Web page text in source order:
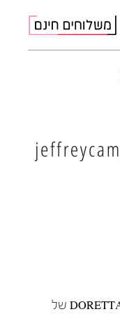
ARO
נעלי עקב עם רצועות בטקסטורת משי DORETTA של